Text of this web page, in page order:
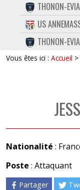
CONTACT
FACEBOOK
TWITTER
THONON-
US
THONON-
Vous êtes ici : Accueil >
Nationalité :
Poste : Attaquant
Partager